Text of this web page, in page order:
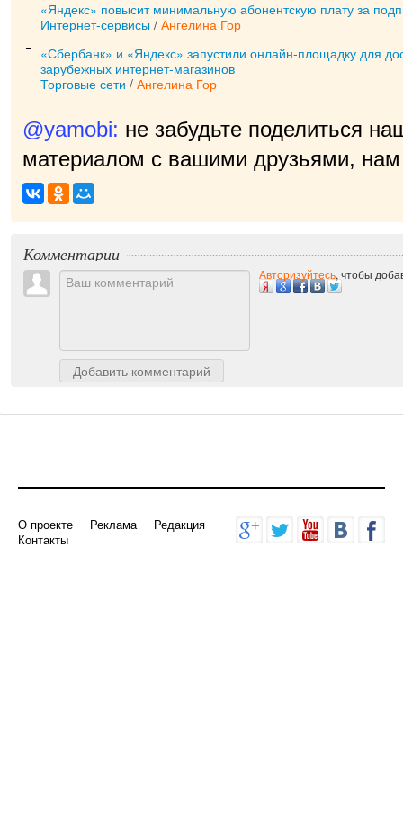
«Яндекс» повысит минимальную абонентскую плату за
Интернет-сервисы / Ангелина Гор
«Сбербанк» и «Яндекс» запустили онлайн-площадку для
зарубежных интернет-магазинов
Торговые сети / Ангелина Гор
@yamobi: не забудьте поделиться
материалом с вашими друзьями, нам
п|
Комментарии